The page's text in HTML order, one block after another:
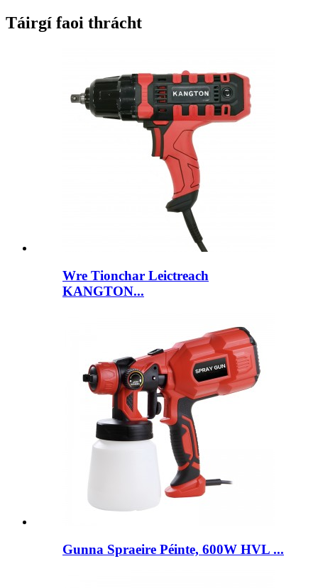
Táirgí faoi thrácht
Wre Tionchar Leictreach
KANGTON...
Gunna Spraeire Péinte, 600W HVL ...